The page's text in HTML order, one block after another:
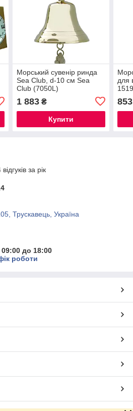
Морський сувенір ринда
Sea Club, d-10 см Sea
Club (7050L)
1 883₴
Купити
для
853
за рік
Трускавець, Україна
до 18:00
роботи